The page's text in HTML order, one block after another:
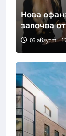
Нова
започва
06 август |